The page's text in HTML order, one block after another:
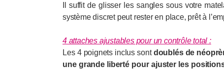
Il suffit de glisser les sangles sous votre
système discret peut rester en place, prêt à
4 attaches ajustables pour un contrôle total :
Les 4 poignets inclus sontdoublés de
une grande liberté pour ajuster les